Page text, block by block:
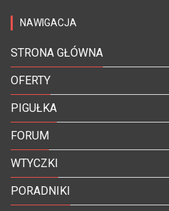
NAWIGACJA
STRONA GŁÓWNA
OFERTY
PIGUŁKA
FORUM
WTYCZKI
PORADNIKI